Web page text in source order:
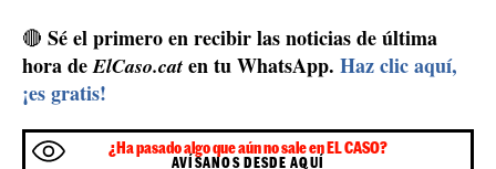
🔴 Sé el primero en recibir las noticias de última
hora deElCaso.cat en tu WhatsApp. Haz clic aquí,
¡es gratis!
¿Ha pasado algo que aún no sale en EL CASO?
AVÍSANOS DESDE AQUÍ